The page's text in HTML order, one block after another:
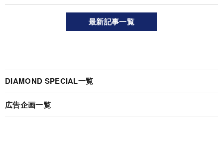
最新記事一覧
DIAMOND SPECIAL一覧
広告企画一覧